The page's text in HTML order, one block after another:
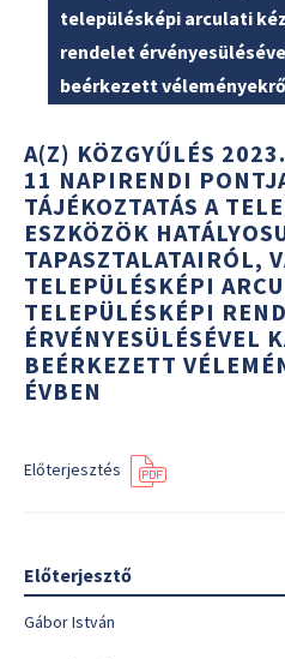
településképi arculati
rendelet
beérkezett
A(Z) KÖZGYŰLÉS
11 NAPIRENDI
TÁJÉKOZTATÁS A
ESZKÖZÖK
TAPASZTALATAIRÓL,
TELEPÜLÉSKÉPI
TELEPÜLÉSKÉPI
ÉRVÉNYESÜLÉSÉVEL
BEÉRKEZETT
ÉVBEN
Előterjesztés
Előterjesztő
Gábor István